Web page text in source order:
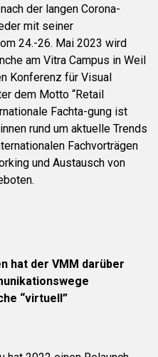
der langen Corona-
mit seiner
24.-26. Mai 2023 wird
am Vitra Campus in Weil
Konferenz für Visual
dem Motto “Retail
Fachta-gung ist
rund um aktuelle Trends
Fachvorträgen
und Austausch von
hat der VMM darüber
“virtuell”